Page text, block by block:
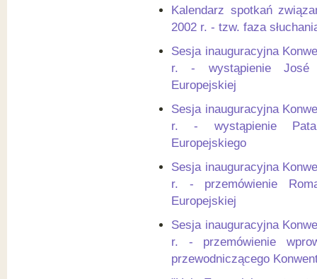
Kalendarz spotkań
2002 r. - tzw. faza
Sesja inauguracyjna
r. - wystąpienie José
Europejskiej
Sesja inauguracyjna
r. - wystąpienie Pata
Europejskiego
Sesja inauguracyjna
r. - przemówienie
Europejskiej
Sesja inauguracyjna
r. - przemówienie
przewodniczącego